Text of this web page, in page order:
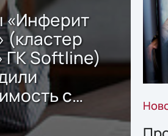
«Инферит
(кластер
ГК Softline)
с
Sharx